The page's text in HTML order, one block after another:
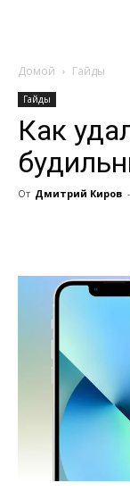
Домой Гайды
Гайды
Как
От Дмитрий Киров -